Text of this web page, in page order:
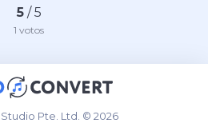
5/ 5
1 votos
Pte. Ltd. © 2026